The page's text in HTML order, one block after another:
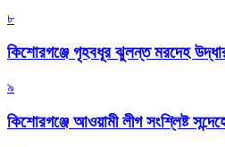
৮
কিশোরগঞ্জে গৃহবধূর ঝুলন্ত মরদেহ
৯
কিশোরগঞ্জে আওয়ামী লীগ সংশ্লিষ্ট